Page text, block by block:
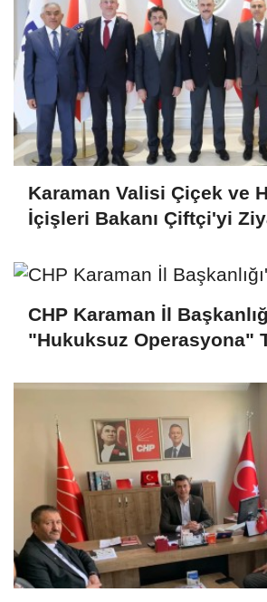
Karaman Valisi Çiçek ve
İçişleri Bakanı Çiftçi'yi
CHP Karaman İl
"Hukuksuz Operasyona"